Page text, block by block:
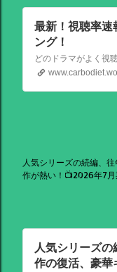
最新！視聴率速
ング！
人気シリーズの続編、
作が熱い！📺2026年7月
人気シリーズの
作の復活、豪華